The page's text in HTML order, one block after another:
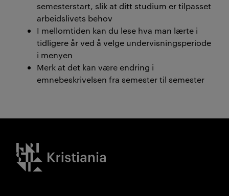
semesterstart, slik at ditt studium er tilpasset
arbeidslivets behov
I mellomtiden kan du lese hva man lærte i
tidligere år ved å velge undervisningsperiode
i menyen
Merk at det kan være endring i
emnebeskrivelsen fra semester til semester
Kristiania logo